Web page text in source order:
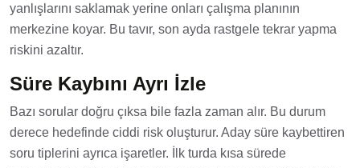
yanlışlarını saklamak yerine onları çalışma planının
merkezine koyar. Bu tavır, son ayda rastgele tekrar yapma
riskini azaltır.
Süre Kaybını Ayrı İzle
Bazı sorular doğru çıksa bile fazla zaman alır. Bu durum
derece hedefinde ciddi risk oluşturur. Aday süre kaybettiren
soru tiplerini ayrıca işaretler. İlk turda kısa sürede